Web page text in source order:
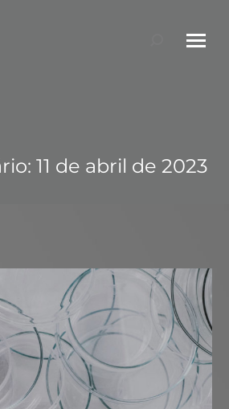
Search:
11 de abril de 2023